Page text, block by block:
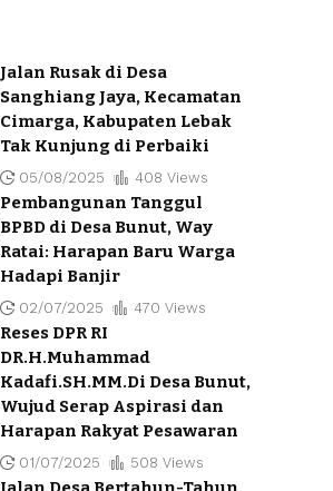
Jalan Rusak di Desa
Sanghiang Jaya, Kecamatan
Cimarga, Kabupaten Lebak
Tak Kunjung di Perbaiki
05/08/2025 408 Views
Pembangunan Tanggul
BPBD di Desa Bunut, Way
Ratai: Harapan Baru Warga
Hadapi Banjir
02/07/2025 470 Views
Reses DPR RI
DR.H.Muhammad
Kadafi.SH.MM.Di Desa Bunut,
Wujud Serap Aspirasi dan
Harapan Rakyat Pesawaran
01/07/2025 508 Views